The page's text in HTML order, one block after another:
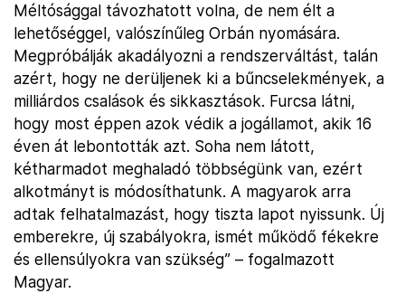
Méltósággal távozhatott volna, de nem élt a
lehetőséggel, valószínűleg Orbán nyomására.
Megpróbálják akadályozni a rendszerváltást, talán
azért, hogy ne derüljenek ki a bűncselekmények, a
milliárdos csalások és sikkasztások. Furcsa látni,
hogy most éppen azok védik a jogállamot, akik 16
éven át lebontották azt. Soha nem látott,
kétharmadot meghaladó többségünk van, ezért
alkotmányt is módosíthatunk. A magyarok arra
adtak felhatalmazást, hogy tiszta lapot nyissunk. Új
emberekre, új szabályokra, ismét működő fékekre
és ellensúlyokra van szükség” – fogalmazott
Magyar.